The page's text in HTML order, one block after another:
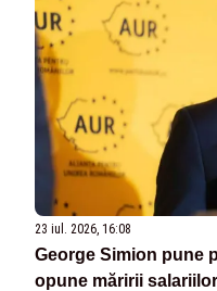
23 iul. 2026, 16:08
George Simion pune
opune măririi